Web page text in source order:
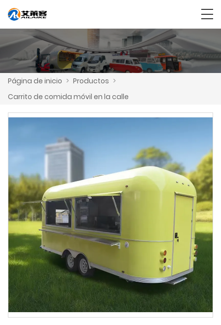
Página de inicio > Productos >
Carrito de comida móvil en la calle